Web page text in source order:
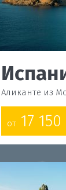
Аликанте из
от 17 150